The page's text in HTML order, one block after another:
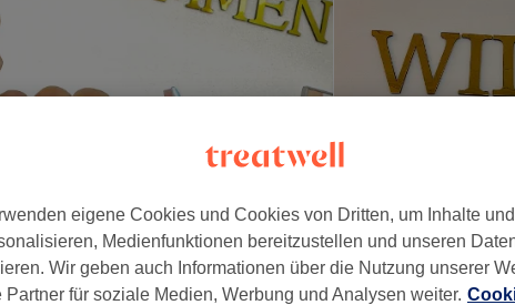
, 13583
eigene Cookies und Cookies von Dritten, um Inhalte
Medienfunktionen bereitzustellen und unseren
Wir geben auch Informationen über die Nutzung unserer
Partner für soziale Medien, Werbung und Analysen weiter.